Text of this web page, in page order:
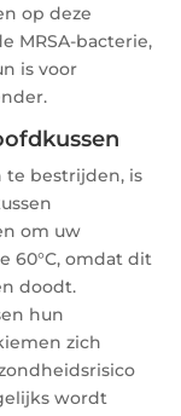
op deze
MRSA-bacterie,
is voor
te bestrijden, is
om uw
60°C, omdat dit
doodt.
hun
zich
wordt